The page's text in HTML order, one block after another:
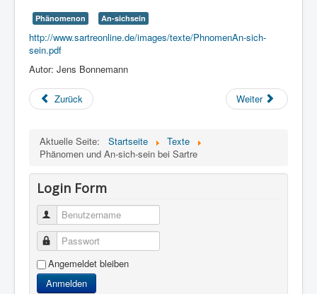
Phänomenon An-sichsein
http://www.sartreonline.de/images/texte/PhnomenAn-sich-
sein.pdf
Autor: Jens Bonnemann
Zurück Weiter
Aktuelle Seite: Startseite
Texte
Phänomen und An-sich-sein bei Sartre
Login Form
Benutzername
Passwort
Angemeldet bleiben
Anmelden